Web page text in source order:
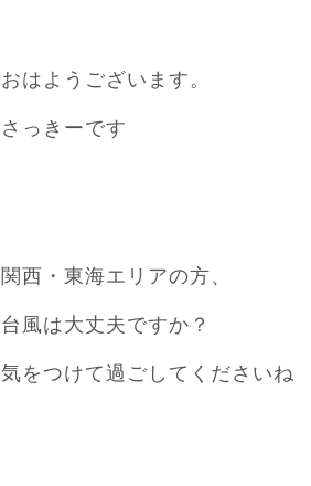
おはようございます。
さっきーです
関西・東海エリアの方、
台風は大丈夫ですか？
気をつけて過ごしてくださいね